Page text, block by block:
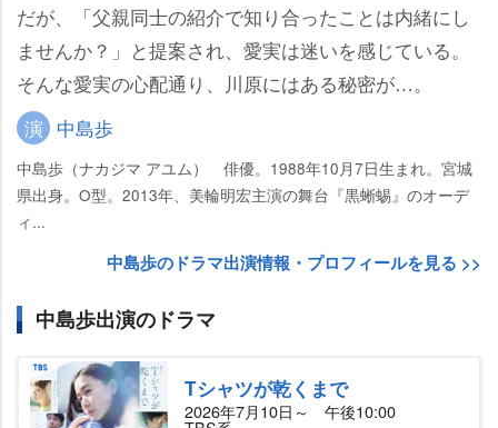
だが、「父親同士の紹介で知り合ったことは内緒にし
ませんか？」と提案され、愛実は迷いを感じている。
そんな愛実の心配通り、川原にはある秘密が…。
演 中島歩
中島歩（ナカジマ アユム） 俳優。1988年10月7日生まれ。宮城
県出身。O型。2013年、美輪明宏主演の舞台『黒蜥蜴』のオーデ
ィ...
中島歩のドラマ出演情報・プロフィールを見る >>
中島歩出演のドラマ
Tシャツが乾くまで
2026年7月10日～ 午後10:00